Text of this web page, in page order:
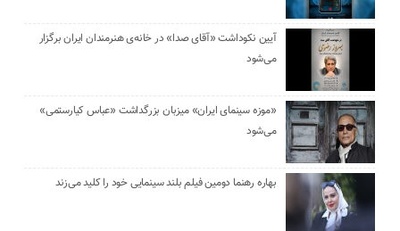
آیین نکوداشت «آقای صدا» در خانه‌ی هنرمندان ایران برگزار
می‌شود
«موزه سینمای ایران» میزبان بزرگداشت «عباس کیارستمی»
می‌شود
بهاره رهنما دومین فیلم بلند سینمایی خود را کلید می‌زند